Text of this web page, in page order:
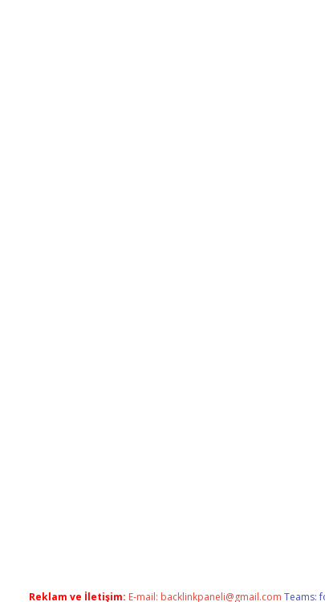
Reklam ve İletişim: E-mail: backlinkpaneli@gmail.com Teams: